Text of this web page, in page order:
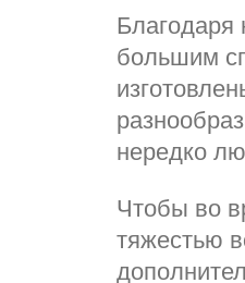
Благодаря
большим
нередко
Чтобы во
тяжестью